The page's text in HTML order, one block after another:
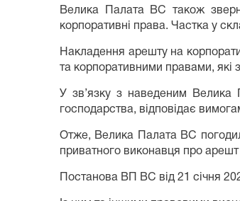
Велика Палата ВС також
корпоративні права. Частка у
Накладення арешту на
та корпоративними правами, які
У зв’язку з наведеним
господарства, відповідає
Отже, Велика Палата ВС
приватного виконавця про
Постанова ВП ВС від 21 січня